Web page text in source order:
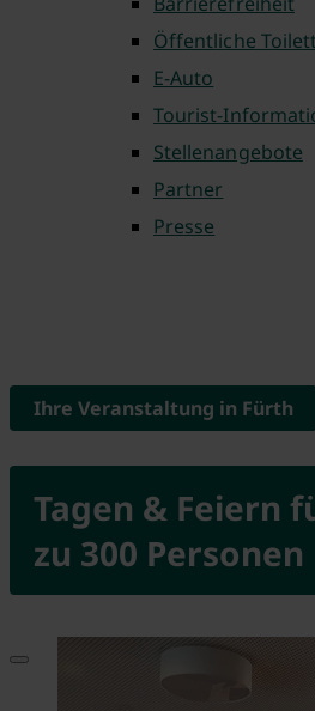
Öffentliche
E-Auto
Tourist-
Stellenangebote
Partner
Presse
Tagen & Feiern
zu 300 Personen
Ihre Veranstaltung in Fürth